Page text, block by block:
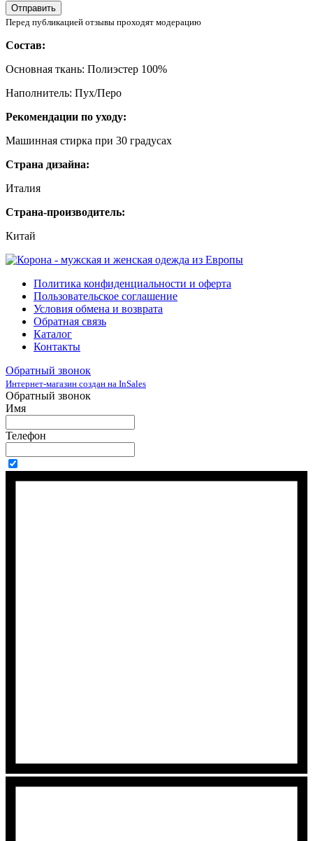
Отправить
Перед публикацией отзывы проходят модерацию
Состав:
Основная ткань: Полиэстер 100%
Наполнитель: Пух/Перо
Рекомендации по уходу:
Машинная стирка при 30 градусах
Страна дизайна:
Италия
Страна-производитель:
Китай
Политика конфиденциальности и оферта
Пользовательское соглашение
Условия обмена и возврата
Обратная связь
Каталог
Контакты
Обратный звонок
Интернет-магазин создан на InSales
Обратный звонок
Имя
Телефон